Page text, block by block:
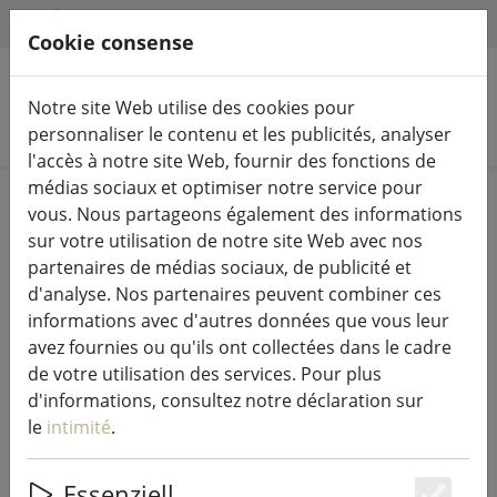
Rechercher des produits
Home
Guirlandes lumineuses & éclairage
Guirlandes lumineuses
Sirius Tech-Line Rallonge pour
guirlandes lumineuses 230V 10 m
noir
Cookie consense
Notre site Web utilise des cookies pour
personnaliser le contenu et les publicités, analyser
l'accès à notre site Web, fournir des fonctions de
médias sociaux et optimiser notre service pour
vous. Nous partageons également des informations
sur votre utilisation de notre site Web avec nos
partenaires de médias sociaux, de publicité et
d'analyse. Nos partenaires peuvent combiner ces
informations avec d'autres données que vous leur
avez fournies ou qu'ils ont collectées dans le cadre
de votre utilisation des services. Pour plus
d'informations, consultez notre déclaration sur
le intimité.